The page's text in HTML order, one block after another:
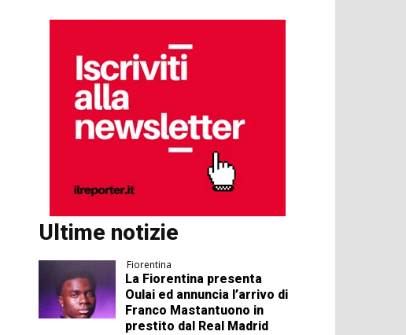
Ultime notizie
Fiorentina
La Fiorentina presenta
Oulai ed annuncia l’arrivo di
Franco Mastantuono in
prestito dal Real Madrid